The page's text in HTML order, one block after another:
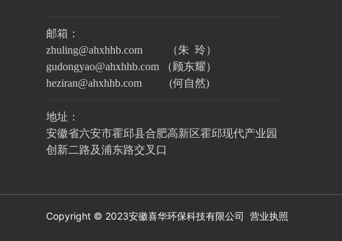
邮箱：
zhuling@ahxhhb.com （朱 玲）
gudongyao@ahxhhb.com （顾东耀）
heziran@ahxhhb.com (何自然)
地址：
安徽省六安市霍邱县合肥高新区霍邱现代产业园
创新二路及浦东路交叉口
Copyright © 2023安徽喜华环保科技有限公司营业执照